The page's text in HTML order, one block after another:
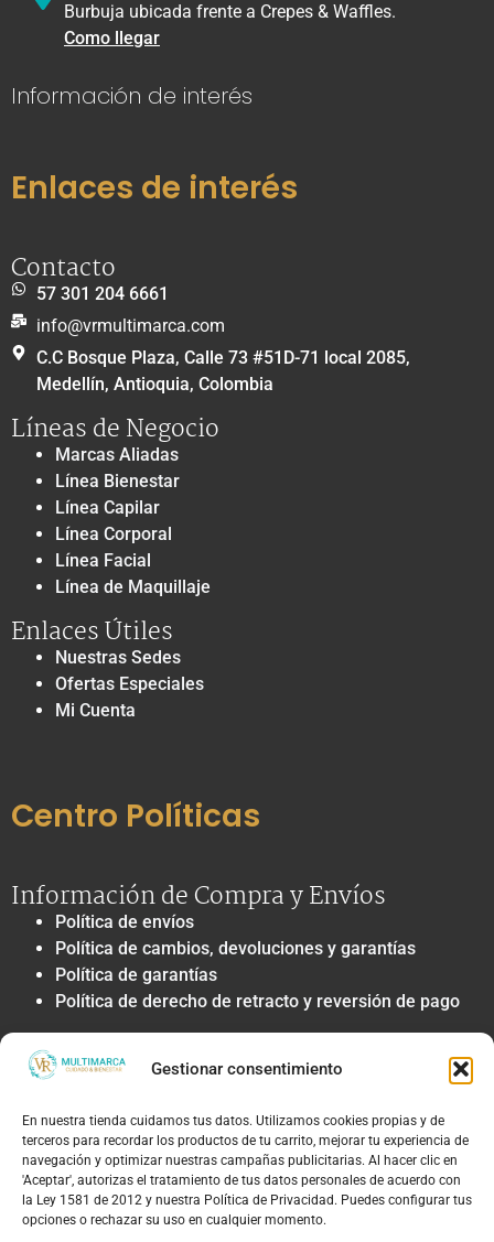
Gestionar consentimiento
En nuestra tienda cuidamos tus datos. Utilizamos cookies propias y de
terceros para recordar los productos de tu carrito, mejorar tu experiencia de
navegación y optimizar nuestras campañas publicitarias. Al hacer clic en
'Aceptar', autorizas el tratamiento de tus datos personales de acuerdo con
la Ley 1581 de 2012 y nuestra Política de Privacidad. Puedes configurar tus
opciones o rechazar su uso en cualquier momento.
Burbuja ubicada frente a Crepes & Waffles.
Como llegar
Información de interés
Enlaces de interés
Contacto
57 301 204 6661
info@vrmultimarca.com
C.C Bosque Plaza, Calle 73 #51D-71 local 2085,
Medellín, Antioquia, Colombia
Líneas de Negocio
Marcas Aliadas
Línea Bienestar
Línea Capilar
Línea Corporal
Línea Facial
Línea de Maquillaje
Enlaces Útiles
Nuestras Sedes
Ofertas Especiales
Mi Cuenta
Centro Políticas
Información de Compra y Envíos
Política de envíos
Política de cambios, devoluciones y garantías
Política de garantías
Política de derecho de retracto y reversión de pago
Privacidad y Tratamiento de Datos
Política de privacidad y tratamiento de datos
Autorización de contacto, marketing y
comunicaciones comerciales
Política de cookies
Términos Legales y Soporte